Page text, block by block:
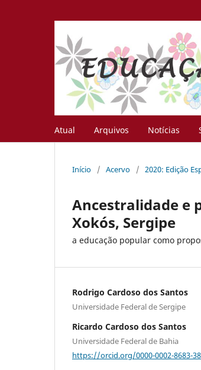
Atual Arquivos Notícias
Início / Acervo / 2020: Edição
Ancestralidade e
Xokós, Sergipe
a educação popular como
Rodrigo Cardoso dos Santos
Universidade Federal de Sergipe
Ricardo Cardoso dos Santos
Universidade Federal de Bahia
https://orcid.org/0000-0002-8683-